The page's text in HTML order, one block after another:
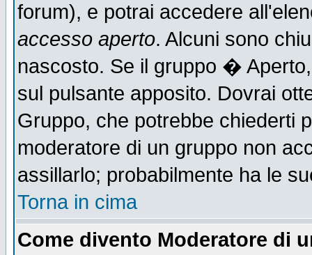
forum), e potrai accedere
accesso aperto. Alcuni sono
nascosto. Se il gruppo �
sul pulsante apposito. Dovrai
Gruppo, che potrebbe chiederti
moderatore di un gruppo non
assillarlo; probabilmente ha le
Torna in cima
Come divento Moderatore di